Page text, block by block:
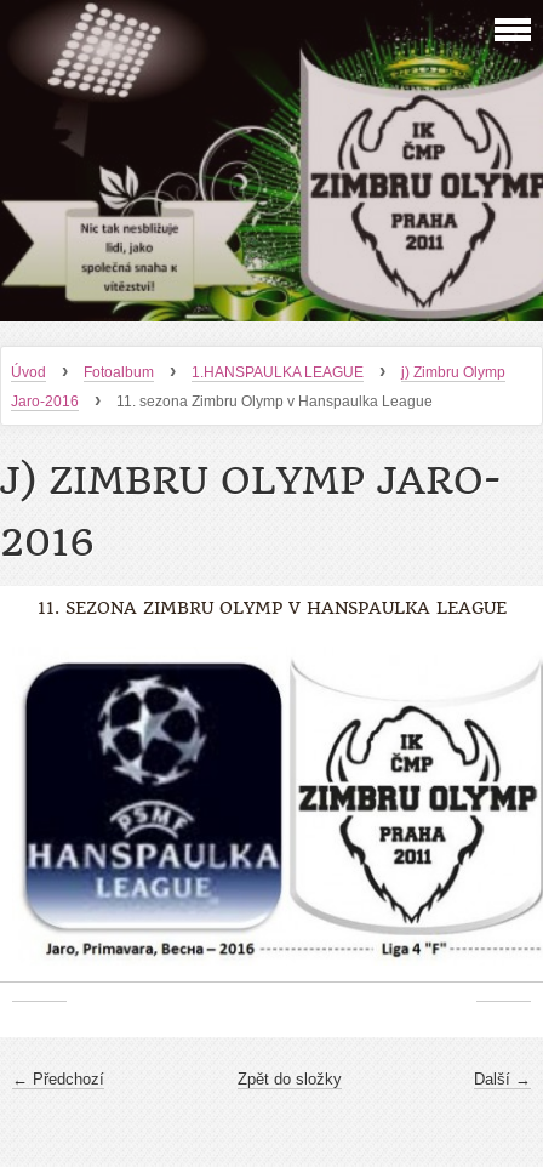
Úvod › Fotoalbum › 1.HANSPAULKA LEAGUE ›
j) Zimbru Olymp
Jaro-2016
› 11. sezona Zimbru Olymp v Hanspaulka League
J) ZIMBRU OLYMP JARO-
2016
11. SEZONA ZIMBRU OLYMP V HANSPAULKA LEAGUE
← Předchozí Další →
Zpět do složky